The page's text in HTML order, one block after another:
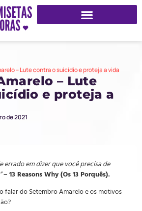
– Lute contra o suicídio e proteja a vida
– Lute
e proteja a
de 2021
errado em dizer que você precisa de
– 13 Reasons Why (Os 13 Porquês).
falar do Setembro Amarelo e os motivos